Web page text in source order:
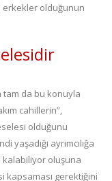
olduğunun
tam da bu konuyla
cahillerin”,
olduğunu
yaşadığı ayrımcılığa
kalabiliyor oluşuna
kapsaması gerektiğini